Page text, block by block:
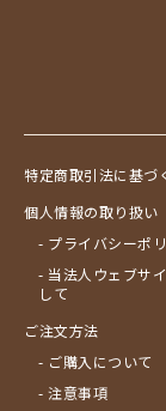
特定商取引法に基づ
個人情報の取り扱い
- プライバシーポ
- 当法人ウェブサ
して
ご注文方法
- ご購入について
- 注意事項